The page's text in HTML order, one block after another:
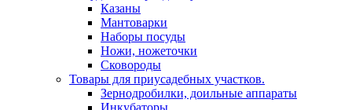
Казаны
Мантоварки
Наборы посуды
Ножи, ножеточки
Сковороды
Товары для приусадебных участков.
Зернодробилки, доильные аппараты
Инкубаторы